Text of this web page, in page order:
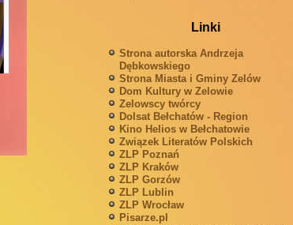
Linki
Strona autorska Andrzeja
Dębkowskiego
Strona Miasta i Gminy Zelów
Dom Kultury w Zelowie
Zelowscy twórcy
Dolsat Bełchatów - Region
Kino Helios w Bełchatowie
Związek Literatów Polskich
ZLP Poznań
ZLP Kraków
ZLP Gorzów
ZLP Lublin
ZLP Wrocław
Pisarze.pl